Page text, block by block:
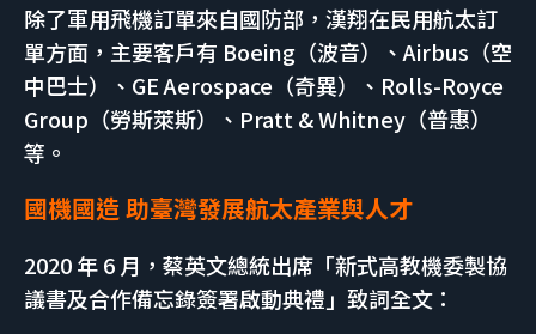
除了軍用飛機訂單來自國防部，漢翔在民用航太訂
單方面，主要客戶有 Boeing（波音）、Airbus（空
中巴士）、GE Aerospace（奇異）、Rolls-Royce
Group（勞斯萊斯）、Pratt & Whitney（普惠）
等。
國機國造 助臺灣發展航太產業與人才
2020 年 6 月，蔡英文總統出席「新式高教機委製協
議書及合作備忘錄簽署啟動典禮」致詞全文：